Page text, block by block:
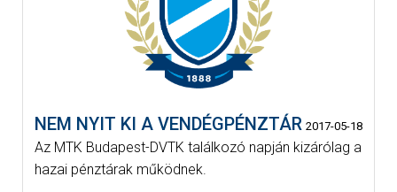
NEM NYIT KI A VENDÉGPÉNZTÁR 2017-05-18
Az MTK Budapest-DVTK találkozó napján kizárólag a
hazai pénztárak működnek.